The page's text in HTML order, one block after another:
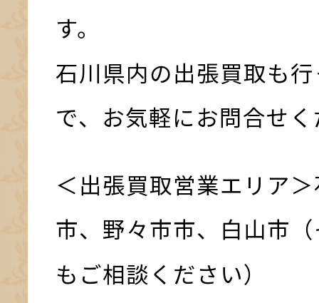
す。
石川県内の出張買取も
で、お気軽にお問合せ
＜出張買取営業エリア
市、野々市市、白山市
もご相談ください）